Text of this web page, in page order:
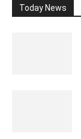
Today News